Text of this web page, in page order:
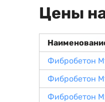
Цены
Фибробетон
Фибробетон
Фибробетон